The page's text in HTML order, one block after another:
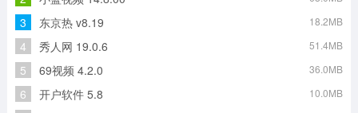
3 东京热 v8.19 18.2MB
4 秀人网 19.0.6 51.4MB
5 69视频 4.2.0 36.0MB
6 开户软件 5.8 10.0MB